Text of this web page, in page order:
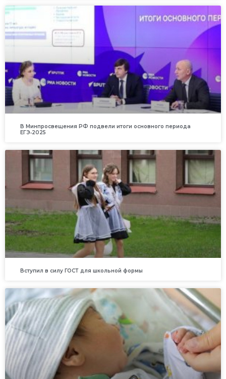
В Минпросвещения РФ подвели итоги основного периода
ЕГЭ‑2025
Вступил в силу ГОСТ для школьной формы